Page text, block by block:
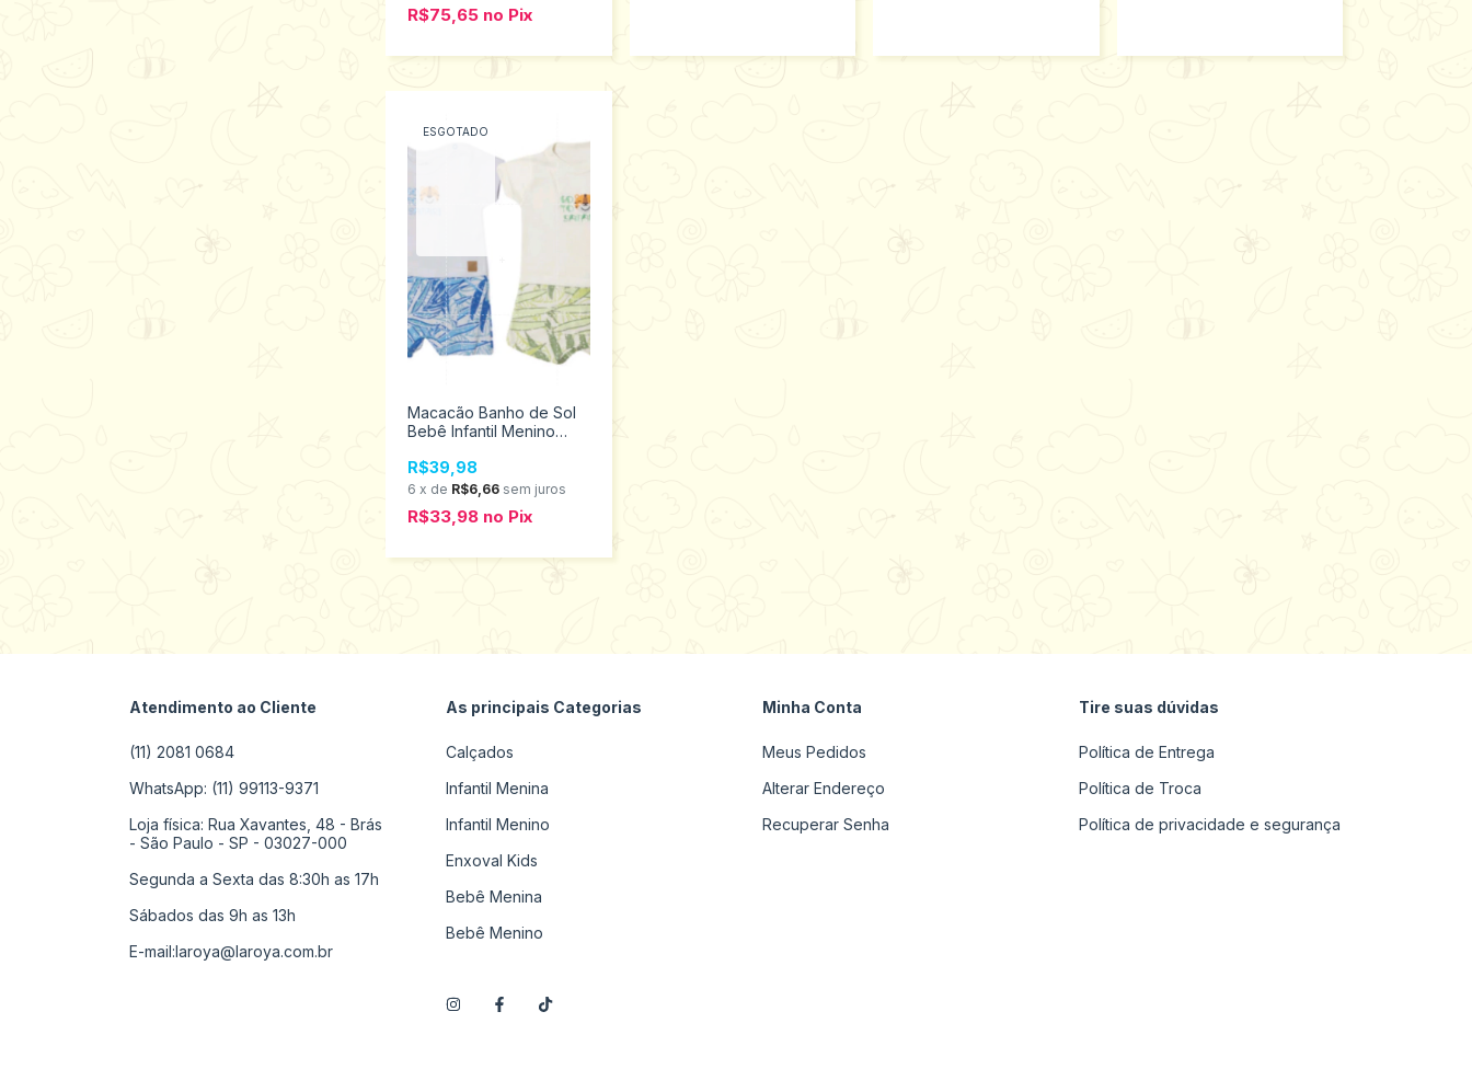
R$75,65 no Pix
ESGOTADO
Macacão Banho de Sol
Bebê Infantil Menino
0201156
R$39,98
6 x de R$6,66 sem juros
R$33,98 no Pix
Atendimento ao Cliente
(11) 2081 0684
WhatsApp: (11) 99113-9371
Loja física: Rua Xavantes, 48 - Brás
- São Paulo - SP - 03027-000
Segunda a Sexta das 8:30h as 17h
Sábados das 9h as 13h
E-mail: laroya@laroya.com.br
As principais Categorias
Calçados
Infantil Menina
Infantil Menino
Enxoval Kids
Bebê Menina
Bebê Menino
Minha Conta
Meus Pedidos
Alterar Endereço
Recuperar Senha
Tire suas dúvidas
Política de Entrega
Política de Troca
Política de privacidade e segurança